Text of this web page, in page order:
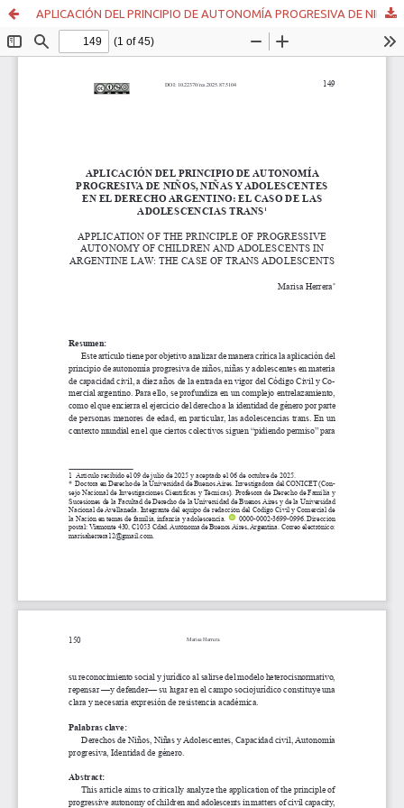
APLICACIÓN DEL PRINCIPIO DE AUTONOMÍA PROGRESIVA DE NIÑOS, NIÑAS Y ADOLESCENTES EN EL DERECHO ARGENTINO: EL CASO DE LAS ADOLESCENCIAS TRANS